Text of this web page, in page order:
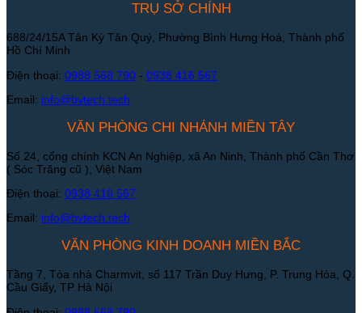
TRỤ SỞ CHÍNH
688/24/15A Tân Kỳ Tân Quý, Phường Bình Hưng Hoà, Thành phố
Hồ Chí Minh
Điện thoại: 0988 568 790 - 0938 416 567
Email: info@bvtech.tech
VĂN PHÒNG CHI NHÁNH MIỀN TÂY
Số 24, cổng chính KCN An Nghiệp, xã An Ninh, Thành phố Cần Thơ
( Sóc Trăng cũ ), Việt Nam
Điện thoại: 0938 416 567
Email: info@bvtech.tech
VĂN PHÒNG KINH DOANH MIỀN BẮC
Tầng 7, Tòa nhà Charmvit, số 117 Trần Duy Hưng, P. Trung Hòa, Q.
Cầu Giấy, TP Hà Nội